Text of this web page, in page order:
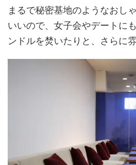
まるで秘密基地のようなおし
いいので、女子会やデートに
ンドルを焚いたりと、さらに